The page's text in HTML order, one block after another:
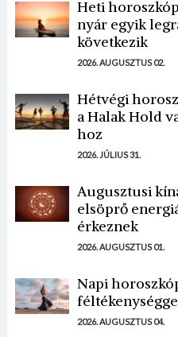
Heti
nyár egyik
következik
2026. AUGUSZTUS 02.
Hétvégi
a Halak Hold
hoz
2026. JÚLIUS 31.
Augusztusi
elsöprő
érkeznek
2026. AUGUSZTUS 01.
Napi
2026. AUGUSZTUS 04.